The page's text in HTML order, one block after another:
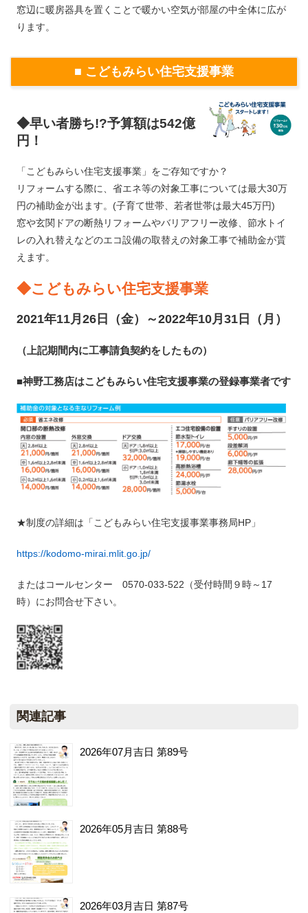
窓辺に暖房器具を置くことで暖かい空気が部屋の中全体に広が
ります。
■ こどもみらい住宅支援事業
◆早い者勝ち!?予算額は542億
円！
「こどもみらい住宅支援事業」をご存知ですか？
リフォームする際に、省エネ等の対象工事については最大30万
円の補助金が出ます。(子育て世帯、若者世帯は最大45万円)
窓や玄関ドアの断熱リフォームやバリアフリー改修、節水トイ
レの入れ替えなどのエコ設備の取替えの対象工事で補助金が貰
えます。
◆こどもみらい住宅支援事業
2021年11月26日（金）～2022年10月31日（月）
（上記期間内に工事請負契約をしたもの）
■神野工務店はこどもみらい住宅支援事業の登録事業者です
★制度の詳細は「こどもみらい住宅支援事業事務局HP」
https://kodomo-mirai.mlit.go.jp/
またはコールセンター 0570-033-522（受付時間９時～17
時）にお問合せ下さい。
関連記事
2026年07月吉日 第89号
2026年05月吉日 第88号
2026年03月吉日 第87号